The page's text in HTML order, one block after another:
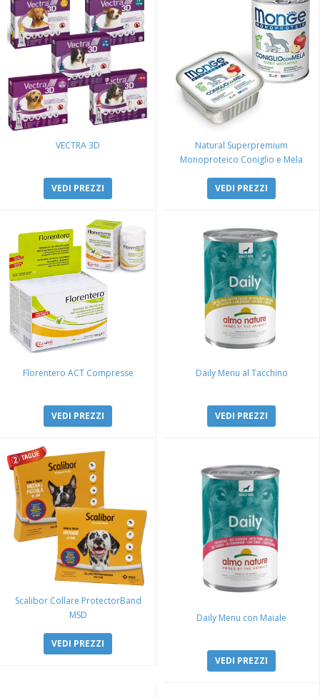
VECTRA 3D
VEDI PREZZI
Natural Superpremium
Monoproteico Coniglio e Mela
VEDI PREZZI
Florentero ACT Compresse
VEDI PREZZI
Daily Menu al Tacchino
VEDI PREZZI
Scalibor Collare ProtectorBand
MSD
VEDI PREZZI
Daily Menu con Maiale
VEDI PREZZI